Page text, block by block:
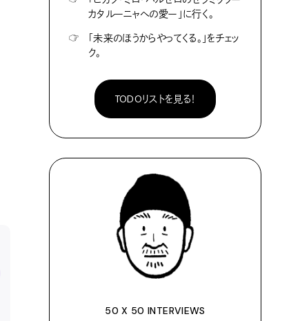
カタルーニャへの愛ー」に行く。
☞
「未来のほうからやってくる。」をチェッ
ク。
TODOリストを見る！
50 X 50 INTERVIEWS